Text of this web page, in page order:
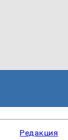
Редакция